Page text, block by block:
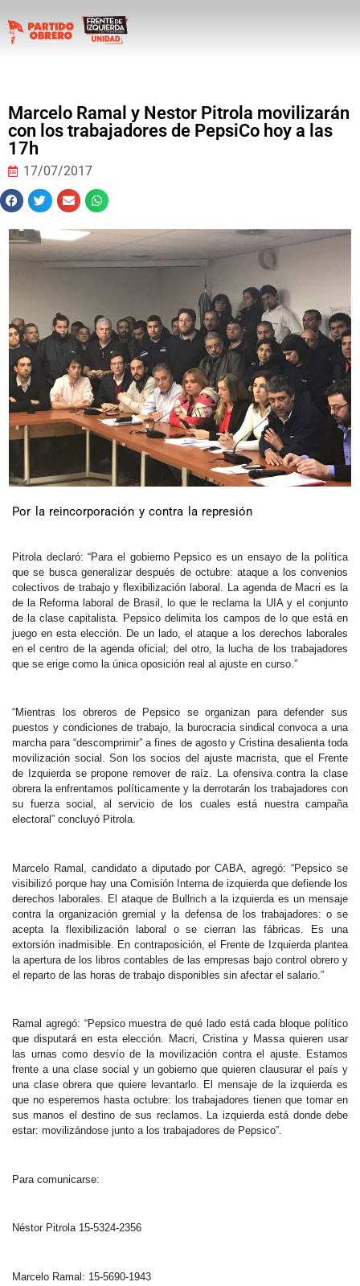
Marcelo Ramal y Nestor Pitrola movilizarán
con los trabajadores de PepsiCo hoy a las
17h
17/07/2017
Por la reincorporación y contra la represión
Pitrola declaró: “Para el gobierno Pepsico es un ensayo de la política
que se busca generalizar después de octubre: ataque a los convenios
colectivos de trabajo y flexibilización laboral. La agenda de Macri es la
de la Reforma laboral de Brasil, lo que le reclama la UIA y el conjunto
de la clase capitalista. Pepsico delimita los campos de lo que está en
juego en esta elección. De un lado, el ataque a los derechos laborales
en el centro de la agenda oficial; del otro, la lucha de los trabajadores
que se erige como la única oposición real al ajuste en curso.”
“Mientras los obreros de Pepsico se organizan para defender sus
puestos y condiciones de trabajo, la burocracia sindical convoca a una
marcha para “descomprimir” a fines de agosto y Cristina desalienta toda
movilización social. Son los socios del ajuste macrista, que el Frente
de Izquierda se propone remover de raíz. La ofensiva contra la clase
obrera la enfrentamos políticamente y la derrotarán los trabajadores con
su fuerza social, al servicio de los cuales está nuestra campaña
electoral” concluyó Pitrola.
Marcelo Ramal, candidato a diputado por CABA, agregó: “Pepsico se
visibilizó porque hay una Comisión Interna de izquierda que defiende los
derechos laborales. El ataque de Bullrich a la izquierda es un mensaje
contra la organización gremial y la defensa de los trabajadores: o se
acepta la flexibilización laboral o se cierran las fábricas. Es una
extorsión inadmisible. En contraposición, el Frente de Izquierda plantea
la apertura de los libros contables de las empresas bajo control obrero y
el reparto de las horas de trabajo disponibles sin afectar el salario.”
Ramal agregó: “Pepsico muestra de qué lado está cada bloque político
que disputará en esta elección. Macri, Cristina y Massa quieren usar
las urnas como desvío de la movilización contra el ajuste. Estamos
frente a una clase social y un gobierno que quieren clausurar el país y
una clase obrera que quiere levantarlo. El mensaje de la izquierda es
que no esperemos hasta octubre: los trabajadores tienen que tomar en
sus manos el destino de sus reclamos. La izquierda está donde debe
estar: movilizándose junto a los trabajadores de Pepsico”.
Para comunicarse:
Néstor Pitrola 15-5324-2356
Marcelo Ramal: 15-5690-1943